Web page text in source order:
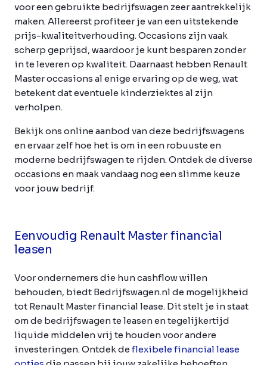
voor een gebruikte bedrijfswagen zeer aantrekkelijk
maken. Allereerst profiteer je van een uitstekende
prijs-kwaliteitverhouding. Occasions zijn vaak
scherp geprijsd, waardoor je kunt besparen zonder
in te leveren op kwaliteit. Daarnaast hebben Renault
Master occasions al enige ervaring op de weg, wat
betekent dat eventuele kinderziektes al zijn
verholpen.
Bekijk ons online aanbod van deze bedrijfswagens
en ervaar zelf hoe het is om in een robuuste en
moderne bedrijfswagen te rijden. Ontdek de diverse
occasions en maak vandaag nog een slimme keuze
voor jouw bedrijf.
Eenvoudig Renault Master financial
leasen
Voor ondernemers die hun cashflow willen
behouden, biedt Bedrijfswagen.nl de mogelijkheid
tot Renault Master financial lease. Dit stelt je in staat
om de bedrijfswagen te leasen en tegelijkertijd
liquide middelen vrij te houden voor andere
investeringen. Ontdek deflexibele financial lease